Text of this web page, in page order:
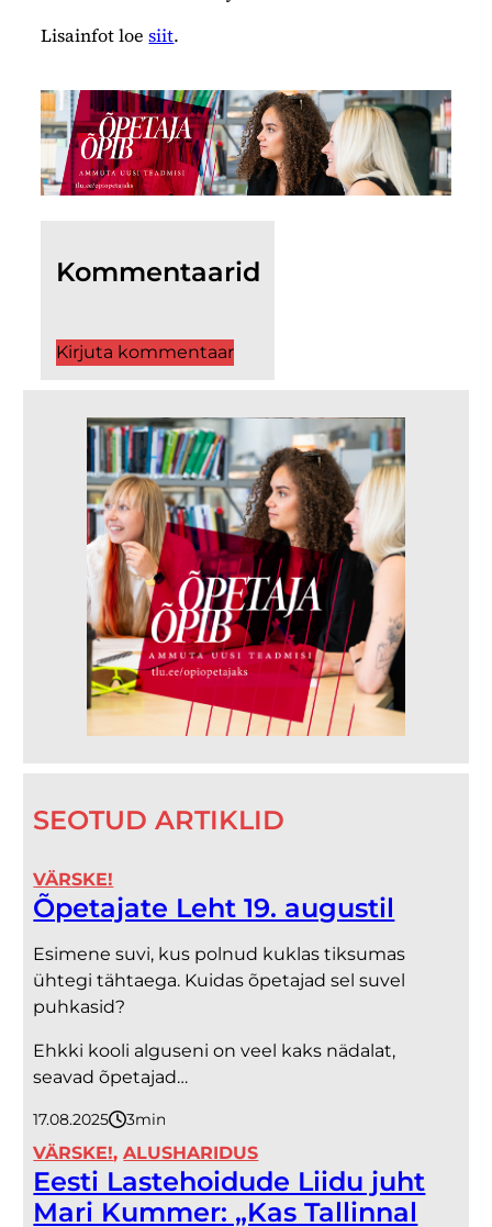
Lisainfot loesiit.
Kommentaarid
Kirjuta kommentaar
SEOTUD ARTIKLID
VÄRSKE!
Õpetajate Leht 19. augustil
Esimene suvi, kus polnud kuklas tiksumas
ühtegi tähtaega. Kuidas õpetajad sel suvel
puhkasid?
Ehkki kooli alguseni on veel kaks nädalat,
seavad õpetajad…
17.08.2025 3minutit
VÄRSKE!, ALUSHARIDUS
Eesti Lastehoidude Liidu juht
Mari Kummer: „Kas Tallinnal